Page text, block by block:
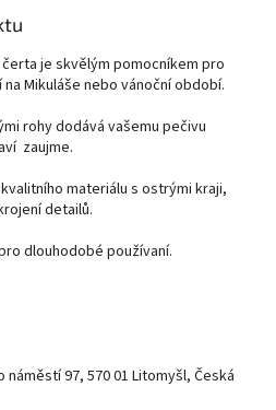
je skvělým pomocníkem pro
Mikuláše nebo vánoční období.
rohy dodává vašemu pečivu
zaujme.
materiálu s ostrými kraji,
detailů.
dlouhodobé používaní.
97, 570 01 Litomyšl, Česká